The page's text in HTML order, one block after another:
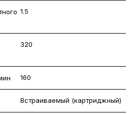
1.5
320
160
Встраиваемый (картриджный)